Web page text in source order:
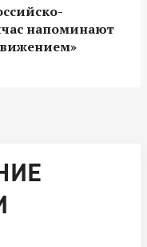
напоминают